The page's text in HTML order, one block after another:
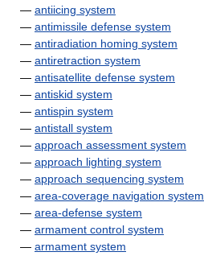
— antiicing system
— antimissile defense system
— antiradiation homing system
— antiretraction system
— antisatellite defense system
— antiskid system
— antispin system
— antistall system
— approach assessment system
— approach lighting system
— approach sequencing system
— area-coverage navigation system
— area-defense system
— armament control system
— armament system